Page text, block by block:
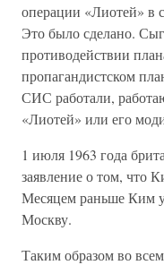
операции «Лиотей» в
Это было сделано.
противодействии
пропагандистском
СИС работали,
«Лиотей» или его
1 июля 1963 года
заявление о том, что
Месяцем раньше Ким
Москву.
Таким образом во